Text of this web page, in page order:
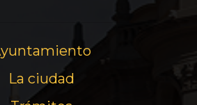
La ciudad